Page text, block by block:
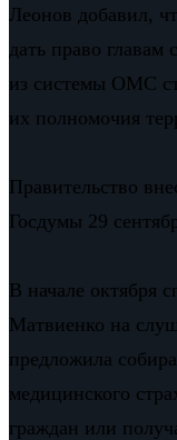
Леонов добавил,
дать право главам
из системы ОМС
их полномочия
Правительство
Госдумы 29
В начале октября
Матвиенко на
предложила
медицинского
граждан или